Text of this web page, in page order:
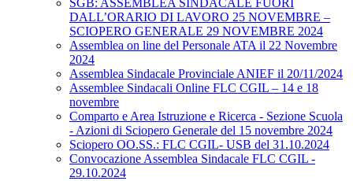
SGB: ASSEMBLEA SINDACALE FUORI
DALL’ORARIO DI LAVORO 25 NOVEMBRE –
SCIOPERO GENERALE 29 NOVEMBRE 2024
Assemblea on line del Personale ATA il 22 Novembre
2024
Assemblea Sindacale Provinciale ANIEF il 20/11/2024
Assemblee Sindacali Online FLC CGIL – 14 e 18
novembre
Comparto e Area Istruzione e Ricerca - Sezione Scuola
- Azioni di Sciopero Generale del 15 novembre 2024
Sciopero OO.SS.: FLC CGIL- USB del 31.10.2024
Convocazione Assemblea Sindacale FLC CGIL -
29.10.2024